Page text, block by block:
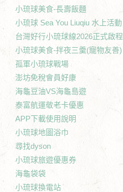
小琉球美食-長壽飯麵
小琉球 Sea You Liuqiu 水上活動
台灣好行小琉球線2026正式啟程
小琉球美食-拌夜三羹(寵物友善)
孤軍小琉球戰場
澎坊免稅會員好康
海龜豆油VS海龜島遊
泰富航運敬老卡優惠
APP下載使用說明
小琉球地圖浴巾
尋找dyson
小琉球旅遊優惠券
海龜袋袋
小琉球換電站